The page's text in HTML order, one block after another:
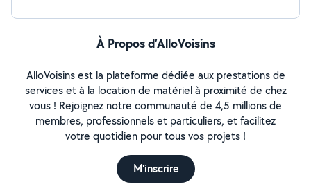
À Propos d’AlloVoisins
AlloVoisins est la plateforme dédiée aux prestations de
services et à la location de matériel à proximité de chez
vous ! Rejoignez notre communauté de 4,5 millions de
membres, professionnels et particuliers, et facilitez
votre quotidien pour tous vos projets !
M'inscrire